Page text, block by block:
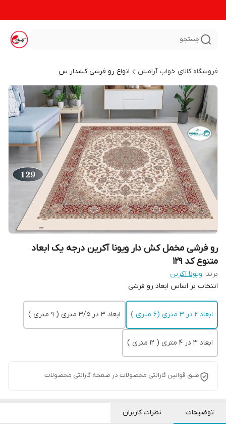
جستجو
فروشگاه کالای خواب آرامش انواع رو فرشی کشدار س
رو فرشی مخمل کش دار ویونا آکرین درجه یک ابعاد
متنوع کد 129
برند: ویونا آکرین
انتخاب بر اساس ابعاد رو فرشی
ابعاد 2 در 3 متری (6 متری ) ابعاد 3 در 3/5 متری ( 9 متری )
ابعاد 3 در 4 متری ( 12 متری )
طبق قوانین گارانتی محصولات در صفحه گارانتی محصولات
توضیحات نظرات کاربران